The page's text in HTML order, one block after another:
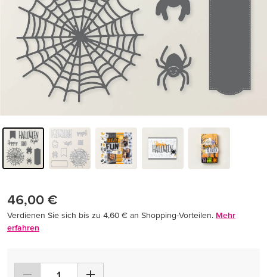
46,00 €
Verdienen Sie sich bis zu 4,60 € an Shopping-Vorteilen. Mehr
erfahren